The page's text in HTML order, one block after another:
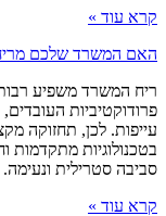
קרא עוד »
האם המשרד שלכם
ריח המשרד משפיע
פרודוקטיביות
עייפות. לכן, תחזוקה
בטכנולוגיות מתקדמות
סביבה סטרילית ונעימה.
קרא עוד »